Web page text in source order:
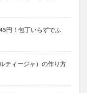
円！包丁いらずでふ
ティージャ）の作り方